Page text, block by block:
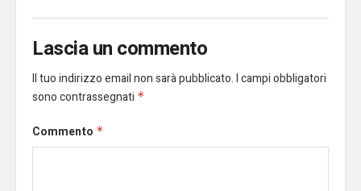
Lascia un commento
Il tuo indirizzo email non sarà pubblicato.I campi obbligatori
sono contrassegnati *
Commento *